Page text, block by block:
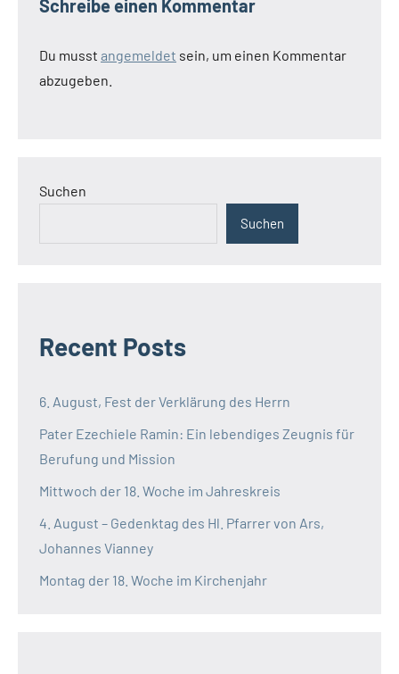
Schreibe einen Kommentar
Du musst angemeldet sein, um einen Kommentar
abzugeben.
Suchen
Suchen
Recent Posts
6. August, Fest der Verklärung des Herrn
Pater Ezechiele Ramin: Ein lebendiges Zeugnis für
Berufung und Mission
Mittwoch der 18. Woche im Jahreskreis
4. August – Gedenktag des Hl. Pfarrer von Ars,
Johannes Vianney
Montag der 18. Woche im Kirchenjahr